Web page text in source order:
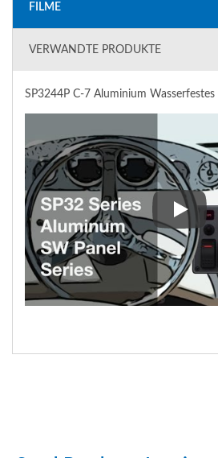
FILME
VERWANDTE PRODUKTE
SP3244P C-7 Aluminium Wasserfestes